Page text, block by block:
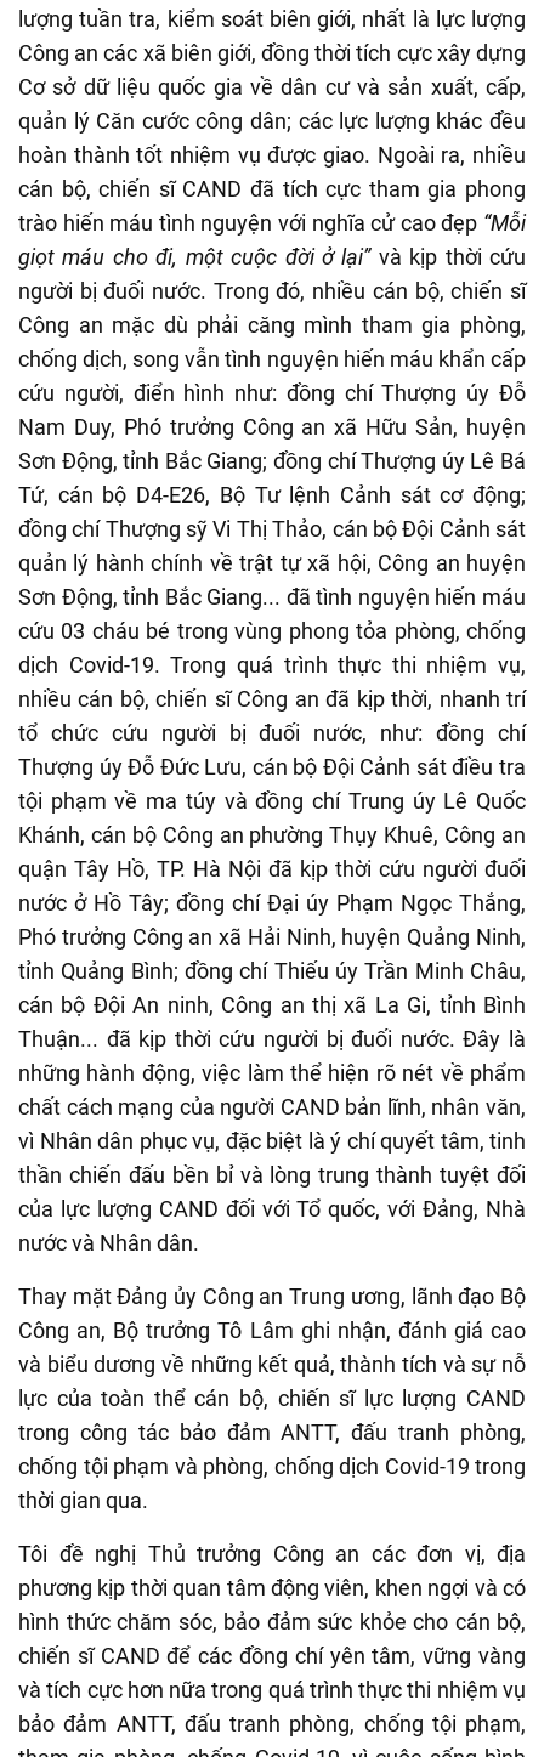
lượng tuần tra, kiểm soát biên giới, nhất là lực lượng
Công an các xã biên giới, đồng thời tích cực xây dựng
Cơ sở dữ liệu quốc gia về dân cư và sản xuất, cấp,
quản lý Căn cước công dân; các lực lượng khác đều
hoàn thành tốt nhiệm vụ được giao. Ngoài ra, nhiều
cán bộ, chiến sĩ CAND đã tích cực tham gia phong
trào hiến máu tình nguyện với nghĩa cử cao đẹp “Mỗi
giọt máu cho đi, một cuộc đời ở lại”và kịp thời cứu
người bị đuối nước. Trong đó, nhiều cán bộ, chiến sĩ
Công an mặc dù phải căng mình tham gia phòng,
chống dịch, song vẫn tình nguyện hiến máu khẩn cấp
cứu người, điển hình như: đồng chí Thượng úy Đỗ
Nam Duy, Phó trưởng Công an xã Hữu Sản, huyện
Sơn Động, tỉnh Bắc Giang; đồng chí Thượng úy Lê Bá
Tứ, cán bộ D4-E26, Bộ Tư lệnh Cảnh sát cơ động;
đồng chí Thượng sỹ Vi Thị Thảo, cán bộ Đội Cảnh sát
quản lý hành chính về trật tự xã hội, Công an huyện
Sơn Động, tỉnh Bắc Giang... đã tình nguyện hiến máu
cứu 03 cháu bé trong vùng phong tỏa phòng, chống
dịch Covid-19. Trong quá trình thực thi nhiệm vụ,
nhiều cán bộ, chiến sĩ Công an đã kịp thời, nhanh trí
tổ chức cứu người bị đuối nước, như: đồng chí
Thượng úy Đỗ Đức Lưu, cán bộ Đội Cảnh sát điều tra
tội phạm về ma túy và đồng chí Trung úy Lê Quốc
Khánh, cán bộ Công an phường Thụy Khuê, Công an
quận Tây Hồ, TP. Hà Nội đã kịp thời cứu người đuối
nước ở Hồ Tây; đồng chí Đại úy Phạm Ngọc Thắng,
Phó trưởng Công an xã Hải Ninh, huyện Quảng Ninh,
tỉnh Quảng Bình; đồng chí Thiếu úy Trần Minh Châu,
cán bộ Đội An ninh, Công an thị xã La Gi, tỉnh Bình
Thuận... đã kịp thời cứu người bị đuối nước. Đây là
những hành động, việc làm thể hiện rõ nét về phẩm
chất cách mạng của người CAND bản lĩnh, nhân văn,
vì Nhân dân phục vụ, đặc biệt là ý chí quyết tâm, tinh
thần chiến đấu bền bỉ và lòng trung thành tuyệt đối
của lực lượng CAND đối với Tổ quốc, với Đảng, Nhà
nước và Nhân dân.
Thay mặt Đảng ủy Công an Trung ương, lãnh đạo Bộ
Công an, Bộ trưởng Tô Lâm ghi nhận, đánh giá cao
và biểu dương về những kết quả, thành tích và sự nỗ
lực của toàn thể cán bộ, chiến sĩ lực lượng CAND
trong công tác bảo đảm ANTT, đấu tranh phòng,
chống tội phạm và phòng, chống dịch Covid-19 trong
thời gian qua.
Tôi đề nghị Thủ trưởng Công an các đơn vị, địa
phương kịp thời quan tâm động viên, khen ngợi và có
hình thức chăm sóc, bảo đảm sức khỏe cho cán bộ,
chiến sĩ CAND để các đồng chí yên tâm, vững vàng
và tích cực hơn nữa trong quá trình thực thi nhiệm vụ
bảo đảm ANTT, đấu tranh phòng, chống tội phạm,